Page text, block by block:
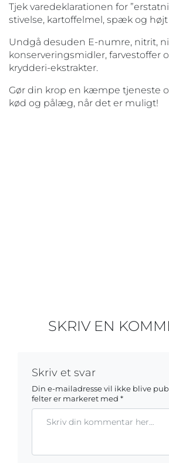
Tjek varedeklarationen for
stivelse, kartoffelmel, spæk og
Undgå desuden E-numre, nitrit,
konserveringsmidler, farvestoffer
krydderi-ekstrakter.
Gør din krop en kæmpe tjeneste
kød og pålæg, når det er muligt!
SKRIV EN
Skriv et svar
Din e-mailadresse vil ikke blive
felter er markeret med *